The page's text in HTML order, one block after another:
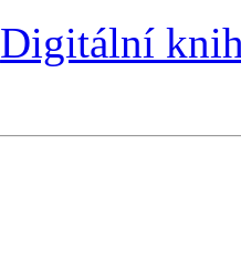
Digitální